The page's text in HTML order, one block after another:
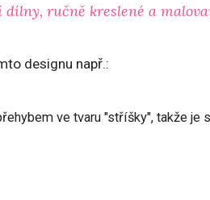
ručně kreslené a
designu např.:
ve tvaru "stříšky", takže je